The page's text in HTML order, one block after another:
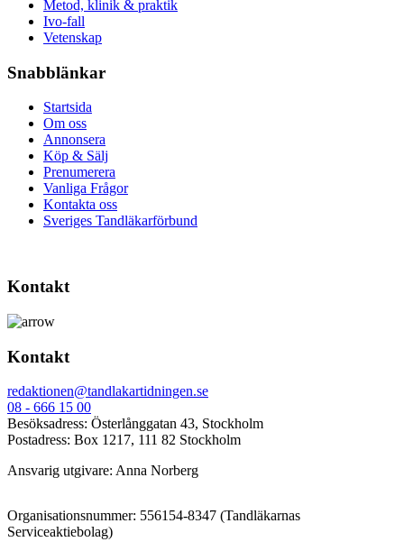
Metod, klinik & praktik
Ivo-fall
Vetenskap
Snabblänkar
Startsida
Om oss
Annonsera
Köp & Sälj
Prenumerera
Vanliga Frågor
Kontakta oss
Sveriges Tandläkarförbund
Kontakt
Kontakt
redaktionen@tandlakartidningen.se
08 - 666 15 00
Besöksadress: Österlånggatan 43, Stockholm
Postadress: Box 1217, 111 82 Stockholm
Ansvarig utgivare: Anna Norberg
Organisationsnummer: 556154-8347 (Tandläkarnas
Serviceaktiebolag)